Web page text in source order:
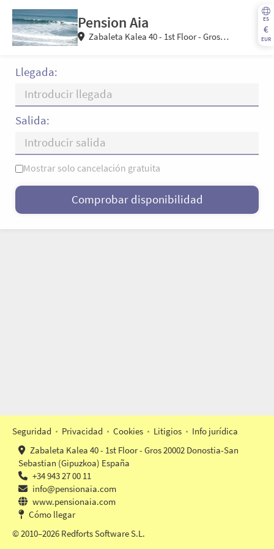
ES
€
EUR
Pension Aia
Zabaleta Kalea 40 - 1st Floor - Gros
20002 Donostia-San Sebastian (Gipuzkoa)
Llegada:
Salida:
L M X J V S D
—= Solo salida ×= Sin disponibilidad
Mostrar solo cancelación gratuita
Comprobar disponibilidad
Seguridad Privacidad Cookies Litigios
Info jurídica
Zabaleta Kalea 40 - 1st Floor - Gros 20002 Donostia-San
Sebastian (Gipuzkoa) España
+34 943 27 00 11
info@pensionaia.com
www.pensionaia.com
Cómo llegar
© 2010–2026 Redforts Software S.L.